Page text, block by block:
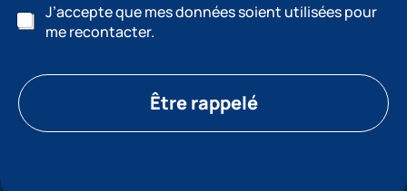
J’accepte que mes données soient utilisées pour
me recontacter.
Être rappelé